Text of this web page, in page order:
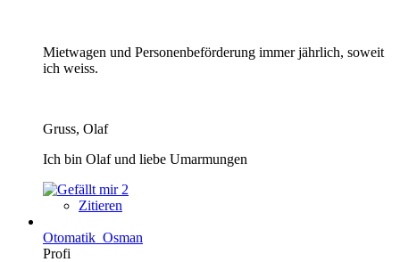
Mietwagen und Personenbeförderung immer jährlich, soweit
ich weiss.
Gruss, Olaf
Ich bin Olaf und liebe Umarmungen
2
Zitieren
Otomatik_Osman
Profi